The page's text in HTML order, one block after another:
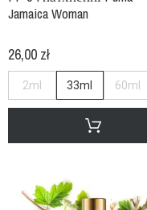
Jamaica Woman
26,00 zł
2ml 33ml 60ml